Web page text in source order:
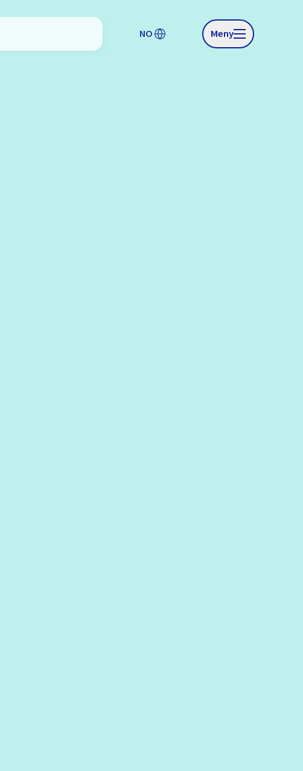
NO Meny